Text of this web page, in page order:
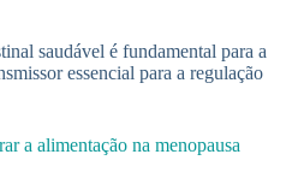
saudável é fundamental para a
essencial para a regulação
a alimentação na menopausa